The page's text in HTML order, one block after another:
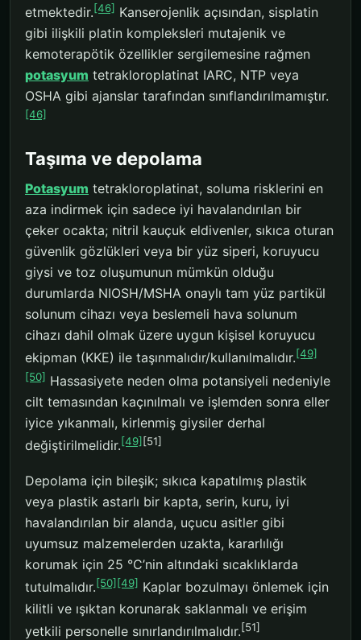
etmektedir.[46] Kanserojenlik açısından, sisplatin
gibi ilişkili platin kompleksleri mutajenik ve
kemoterapötik özellikler sergilemesine rağmen
potasyum tetrakloroplatinat IARC, NTP veya
OSHA gibi ajanslar tarafından sınıflandırılmamıştır.
[46]
Taşıma ve depolama
Potasyum tetrakloroplatinat, soluma risklerini en
aza indirmek için sadece iyi havalandırılan bir
çeker ocakta; nitril kauçuk eldivenler, sıkıca oturan
güvenlik gözlükleri veya bir yüz siperi, koruyucu
giysi ve toz oluşumunun mümkün olduğu
durumlarda NIOSH/MSHA onaylı tam yüz partikül
solunum cihazı veya beslemeli hava solunum
cihazı dahil olmak üzere uygun kişisel koruyucu
ekipman (KKE) ile taşınmalıdır/kullanılmalıdır.[49]
[50] Hassasiyete neden olma potansiyeli nedeniyle
cilt temasından kaçınılmalı ve işlemden sonra eller
iyice yıkanmalı, kirlenmiş giysiler derhal
değiştirilmelidir.[49] [51]
Depolama için bileşik; sıkıca kapatılmış plastik
veya plastik astarlı bir kapta, serin, kuru, iyi
havalandırılan bir alanda, uçucu asitler gibi
uyumsuz malzemelerden uzakta, kararlılığı
korumak için 25 °C’nin altındaki sıcaklıklarda
tutulmalıdır.[50] [49] Kaplar bozulmayı önlemek için
kilitli ve ışıktan korunarak saklanmalı ve erişim
yetkili personelle sınırlandırılmalıdır.[51]